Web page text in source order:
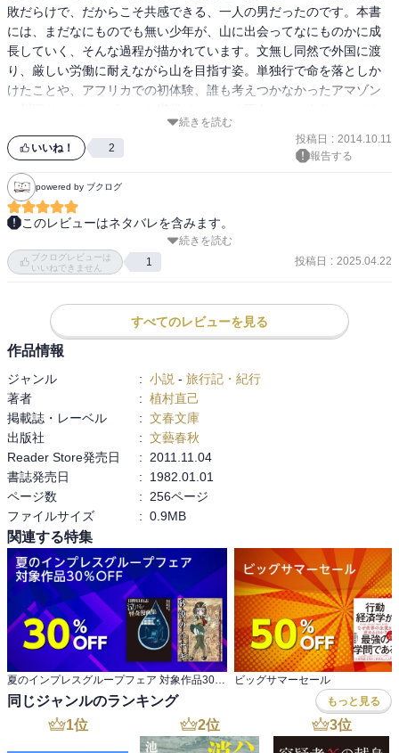
敗だらけで、だからこそ共感できる、一人の男だったのです。本書
には、まだなにものでも無い少年が、山に出会ってなにものかに成
長していく、そんな過程が描かれています。文無し同然で外国に渡
り、厳しい労働に耐えながら山を目指す姿。単独行で命を落としか
けたことや、アフリカでの初体験、誰も考えつかなかったアマゾン
ない、だから憧れるのかもしれないけど、植村直己のようにストイ
ックに、自分を律して、ひたすら目標に向かって生きる姿は美しい
続きを読む
いいね！ 2
投稿日 : 2014.10.11
報告する
powered by ブクログ
このレビューはネタバレを含みます。
ど、植村直己さんのバイタリティの凄まじさが印象に残る。
私は山が好きで、よく山へ行く。
山の空気が好きで、高い山をストイックに登りたいというよりは、
その中に入り、歩き、時間を過ごしたいという思いが強い。
植村さんのようなことはできないが、山へ行くことは、ある種冒険
だと思っている。
自分で考えたルートや道具を使って行動し、地図を埋めていく。
ゲームのような冒険体験を、現実で、自分の体を使って行ってい
る。
植村さんはいつでも全力で、だからこそ、たくさんの人が協力した
のだと思う。
私も植村さんを見習い、自分で自分の夢を決め、強い意志を持って
行動していきたい。
続きを読む
ブクログレビューは
いいねできません
1 投稿日 : 2025.04.22
すべてのレビューを見る
作品情報
ジャンル : 小説 - 旅行記・紀行
著者
: 植村直己
掲載誌・レーベル
: 文春文庫
出版社
: 文藝春秋
Reader Store発売日
:
2011.11.04
書誌発売日
:
1982.01.01
ページ数
:
256ページ
ファイルサイズ
: 0.9MB
関連する特集
夏のインプレスグループフェア 対象作品30％OFF ビッグサマーセール
同じジャンルのランキング もっと見る
1位 2位 3位